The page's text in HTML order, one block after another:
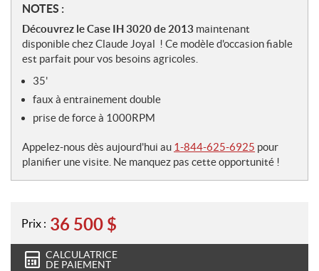
N
o
t
e
NOTES :
Découvrez le Case IH 3020 de 2013 maintenant
disponible chez Claude Joyal ! Ce modèle d'occasion fiable
est parfait pour vos besoins agricoles.
35'
faux à entrainement double
prise de force à 1000RPM
Appelez-nous dès aujourd'hui au 1-844-625-6925 pour
planifier une visite. Ne manquez pas cette opportunité !
Prix : 36 500 $
CALCULATRICE
DE PAIEMENT